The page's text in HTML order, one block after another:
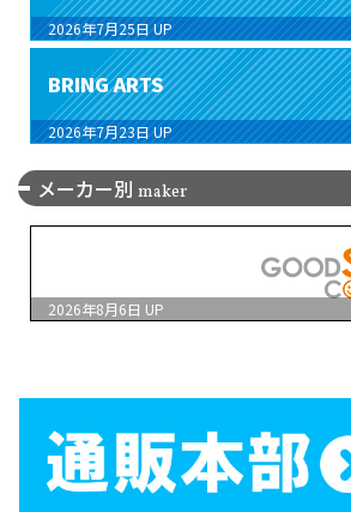
2026年7月25日 UP
BRING ARTS
2026年7月23日 UP
メーカー別 maker
2026年8月6日 UP